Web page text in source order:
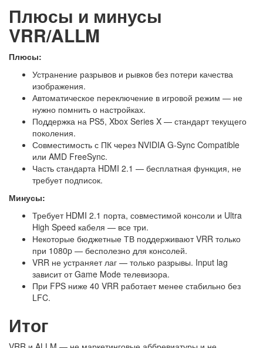
Плюсы и минусы
VRR/ALLM
Плюсы:
Устранение разрывов и рывков без потери качества
изображения.
Автоматическое переключение в игровой режим — не
нужно помнить о настройках.
Поддержка на PS5, Xbox Series X — стандарт текущего
поколения.
Совместимость с ПК через NVIDIA G-Sync Compatible
или AMD FreeSync.
Часть стандарта HDMI 2.1 — бесплатная функция, не
требует подписок.
Минусы:
Требует HDMI 2.1 порта, совместимой консоли и Ultra
High Speed кабеля — все три.
Некоторые бюджетные ТВ поддерживают VRR только
при 1080p — бесполезно для консолей.
VRR не устраняет лаг — только разрывы. Input lag
зависит от Game Mode телевизора.
При FPS ниже 40 VRR работает менее стабильно без
LFC.
Итог